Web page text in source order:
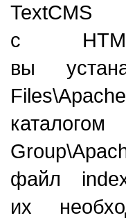
с
вы
файл
их